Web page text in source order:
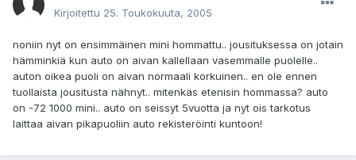
Kirjoitettu 25. Toukokuuta, 2005
noniin nyt on ensimmäinen mini hommattu.. jousituksessa on jotain
hämminkiä kun auto on aivan kallellaan vasemmalle puolelle..
auton oikea puoli on aivan normaali korkuinen.. en ole ennen
tuollaista jousitusta nähnyt.. mitenkäs etenisin hommassa? auto
on -72 1000 mini.. auto on seissyt 5vuotta ja nyt ois tarkotus
laittaa aivan pikapuoliin auto rekisteröinti kuntoon!